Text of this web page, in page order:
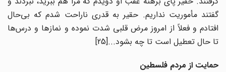
گفتند مأموریت نداریم. حقیر به قدری ناراحت شدم که بی‌حال
افتادم و فعلاً از امروز مرض قلبی شدت نموده و نمازها و درس‌ها
تا حال تعطیل است تا چه بشود...[25]
حمایت از مردم فلسطین